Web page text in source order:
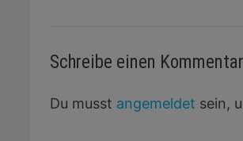
Schreibe einen Kommentar
Du musst angemeldet sein,